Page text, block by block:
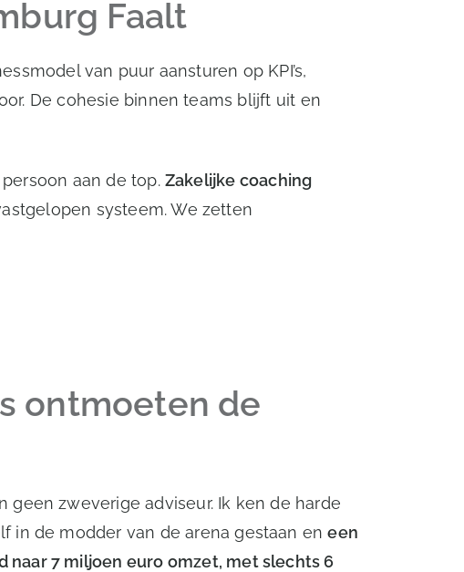
Faalt
van puur aansturen op KPI’s,
De cohesie binnen teams blijft uit en
aan de top. Zakelijke coaching
systeem. We zetten
ontmoeten de
geen zweverige adviseur. Ik ken de harde
in de modder van de arena gestaan eneen
naar 7 miljoen euro omzet, met slechts 6